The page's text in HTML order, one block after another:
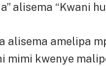
alisema “Kwani
alisema amelipa
mimi kwenye